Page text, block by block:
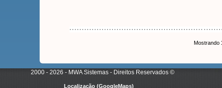
Mostrando
2000 - 2026 - MWA Sistemas - Direitos Reservados©
Localização (GoogleMaps)